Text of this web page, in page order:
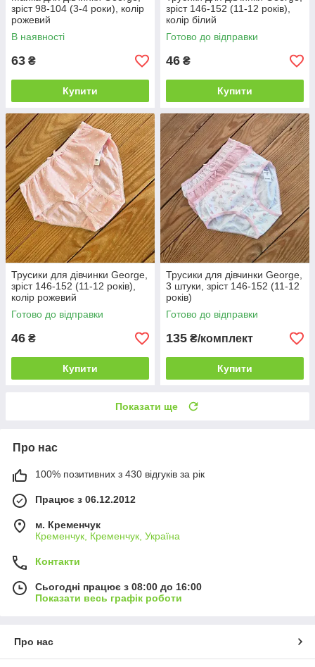
зріст 98-104 (3-4 роки), колір
рожевий
В наявності
63 ₴
Купити
зріст 146-152 (11-12 років),
колір білий
Готово до відправки
46 ₴
Купити
Трусики для дівчинки George,
зріст 146-152 (11-12 років),
колір рожевий
Готово до відправки
46 ₴
Купити
Трусики для дівчинки George,
3 штуки, зріст 146-152 (11-12
років)
Готово до відправки
135 ₴/комплект
Купити
Показати ще
Про нас
100% позитивних з 430 відгуків за рік
Працює з 06.12.2012
м. Кременчук
Кременчук, Кременчук, Україна
Контакти
Сьогодні працює з 08:00 до 16:00
Показати весь графік роботи
Про нас